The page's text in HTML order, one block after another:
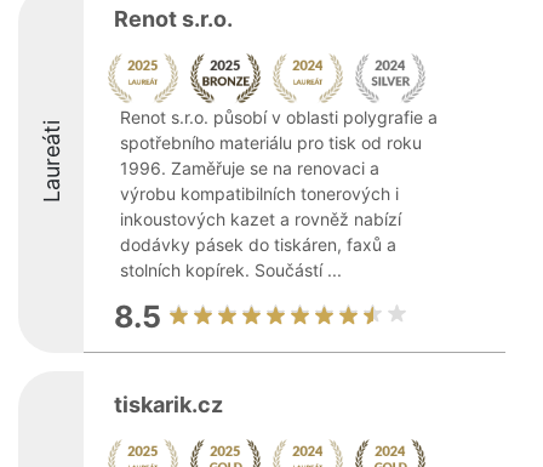
Laureáti
Renot s.r.o.
Renot s.r.o. působí v oblasti polygrafie a
spotřebního materiálu pro tisk od roku
1996. Zaměřuje se na renovaci a
výrobu kompatibilních tonerových i
inkoustových kazet a rovněž nabízí
dodávky pásek do tiskáren, faxů a
stolních kopírek. Součástí ...
8.5
tiskarik.cz